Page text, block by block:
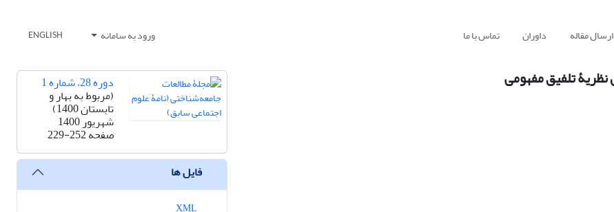
ارسال مقاله داوران تماس با ما ورود به سامانه ENGLISH
تلفیق مفهومی دوره 28، شماره 1
(مربوط به بهار و
تابستان 1400)
شهریور 1400
صفحه229-252
فایل ها